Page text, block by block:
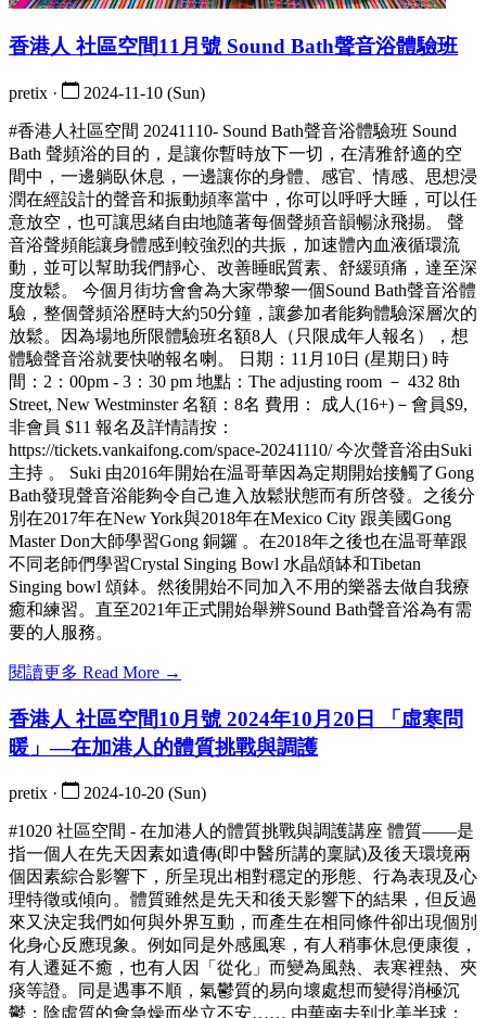
香港人 社區空間11月號 Sound Bath聲音浴體驗班
pretix · 2024-11-10 (Sun)
#香港人社區空間 20241110- Sound Bath聲音浴體驗班 Sound
Bath 聲頻浴的目的，是讓你暫時放下一切，在清雅舒適的空
間中，一邊躺臥休息，一邊讓你的身體、感官、情感、思想浸
潤在經設計的聲音和振動頻率當中，你可以呼呼大睡，可以任
意放空，也可讓思緒自由地隨著每個聲頻音韻暢泳飛掦。 聲
音浴聲頻能讓身體感到較強烈的共振，加速體內血液循環流
動，並可以幫助我們靜心、改善睡眠質素、舒緩頭痛，達至深
度放鬆。 今個月街坊會會為大家帶黎一個Sound Bath聲音浴體
驗，整個聲頻浴歷時大約50分鐘，讓參加者能夠體驗深層次的
放鬆。因為場地所限體驗班名額8人（只限成年人報名），想
體驗聲音浴就要快啲報名喇。 日期：11月10日 (星期日) 時
間：2：00pm - 3：30 pm 地點：The adjusting room － 432 8th
Street, New Westminster 名額：8名 費用： 成人(16+)－會員$9,
非會員 $11 報名及詳情請按：
https://tickets.vankaifong.com/space-20241110/ 今次聲音浴由Suki
主持 。 Suki 由2016年開始在温哥華因為定期開始接觸了Gong
Bath發現聲音浴能夠令自己進入放鬆狀態而有所啓發。之後分
別在2017年在New York與2018年在Mexico City 跟美國Gong
Master Don大師學習Gong 銅鑼 。在2018年之後也在温哥華跟
不同老師們學習Crystal Singing Bowl 水晶頌缽和Tibetan
Singing bowl 頌鉢。然後開始不同加入不用的樂器去做自我療
癒和練習。直至2021年正式開始舉辨Sound Bath聲音浴為有需
要的人服務。
閱讀更多 Read More →
香港人 社區空間10月號 2024年10月20日 「虛寒問
暖」—在加港人的體質挑戰與調護
pretix · 2024-10-20 (Sun)
#1020 社區空間 - 在加港人的體質挑戰與調護講座 體質——是
指一個人在先天因素如遺傳(即中醫所講的稟賦)及後天環境兩
個因素綜合影響下，所呈現出相對穩定的形態、行為表現及心
理特徵或傾向。體質雖然是先天和後天影響下的結果，但反過
來又決定我們如何與外界互動，而產生在相同條件卻出現個別
化身心反應現象。例如同是外感風寒，有人稍事休息便康復，
有人遷延不癒，也有人因「從化」而變為風熱、表寒裡熱、夾
痰等證。同是遇事不順，氣鬱質的易向壞處想而變得消極沉
鬱；陰虛質的會急燥而坐立不安…… 由華南去到北美半球；